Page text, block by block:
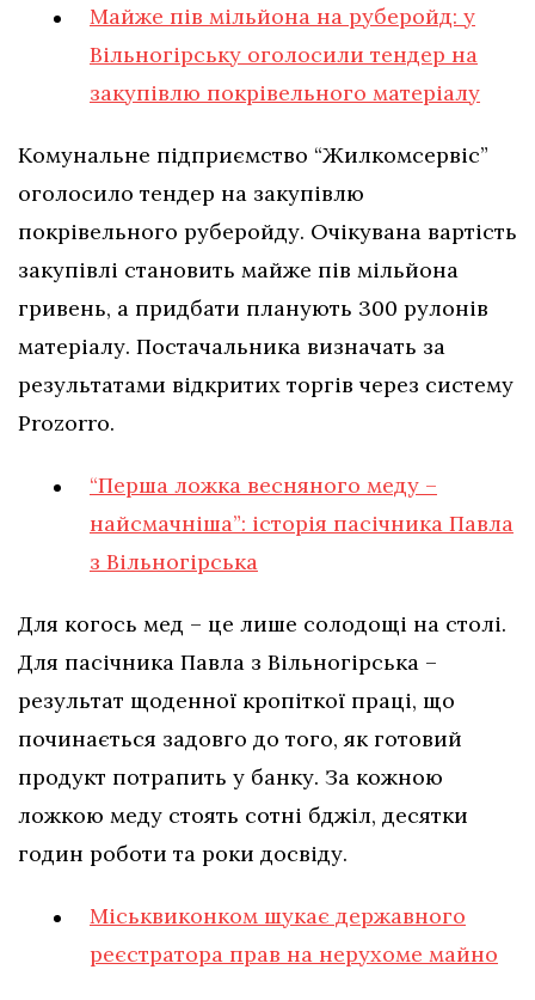
Майже пів мільйона на руберойд: у
Вільногірську оголосили тендер на
закупівлю покрівельного матеріалу
Комунальне підприємство “Жилкомсервіс”
оголосило тендер на закупівлю
покрівельного руберойду. Очікувана вартість
закупівлі становить майже пів мільйона
гривень, а придбати планують 300 рулонів
матеріалу. Постачальника визначать за
результатами відкритих торгів через систему
Prozorro.
“Перша ложка весняного меду –
найсмачніша”: історія пасічника Павла
з Вільногірська
Для когось мед – це лише солодощі на столі.
Для пасічника Павла з Вільногірська –
результат щоденної кропіткої праці, що
починається задовго до того, як готовий
продукт потрапить у банку. За кожною
ложкою меду стоять сотні бджіл, десятки
годин роботи та роки досвіду.
Міськвиконком шукає державного
реєстратора прав на нерухоме майно